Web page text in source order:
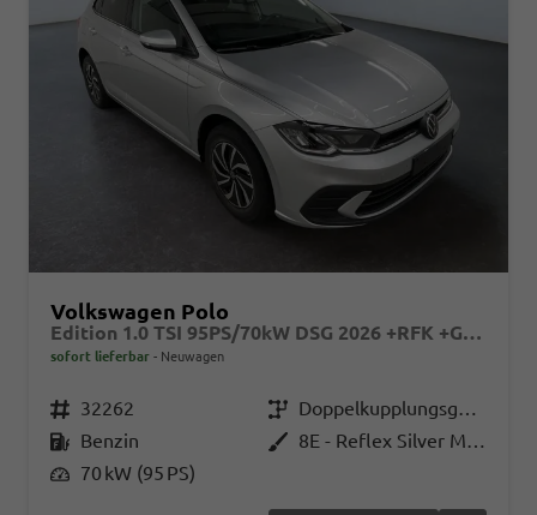
Volkswagen Polo
Edition 1.0 TSI 95PS/70kW DSG 2026 +RFK +Getönte Heckscheiben +TravelAssist +LED
sofort lieferbar Neuwagen
Fahrzeugnr. 32262 Getriebe
Doppelkupplungsgetriebe (DSG)
Kraftstoff Benzin Außenfarbe
8E - Reflex Silver Met.
Leistung 70 kW (95 PS)